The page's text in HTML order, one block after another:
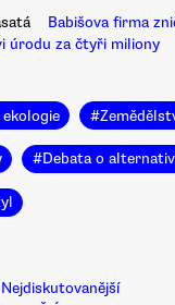
Babišova firma
úrodu za čtyři miliony
#
#Debata o
Nejdiskutovanější